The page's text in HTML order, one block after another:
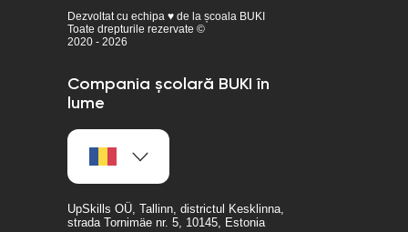
Dezvoltat cu echipa ♥ de la școala BUKI
Toate drepturile rezervate ©
2020 - 2026
Compania școlară BUKI în
lume
UpSkills OÜ, Tallinn, districtul Kesklinna,
strada Tornimäe nr. 5, 10145, Estonia